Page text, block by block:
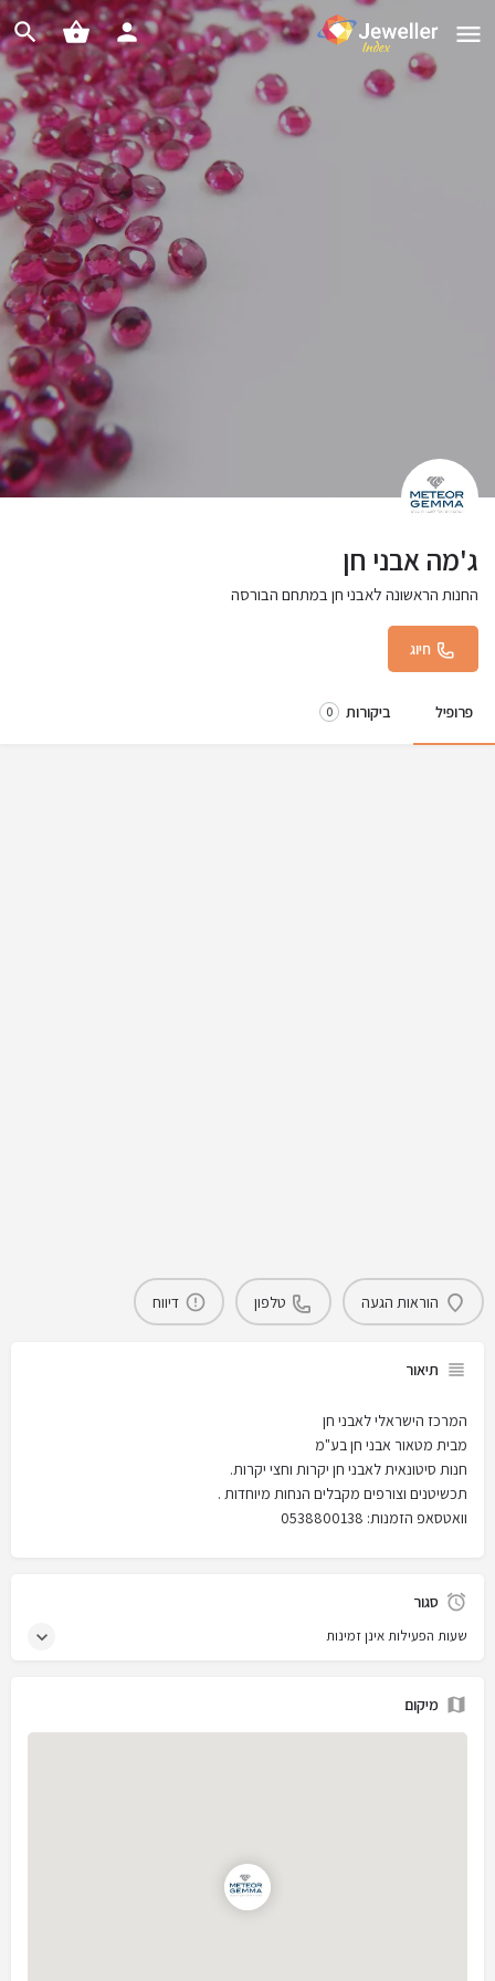
ג'מה אבני חן
החנות הראשונה לאבני חן במתחם הבורסה
חיוג
פרופיל ביקורות 0
הוראות הגעה טלפון דיווח
תיאור
המרכז הישראלי לאבני חן
מבית מטאור אבני חן בע"מ
חנות סיטונאית לאבני חן יקרות וחצי יקרות.
תכשיטנים וצורפים מקבלים הנחות מיוחדות .
וואטסאפ הזמנות: 0538800138
סגור
שעות הפעילות אינן זמינות
מיקום